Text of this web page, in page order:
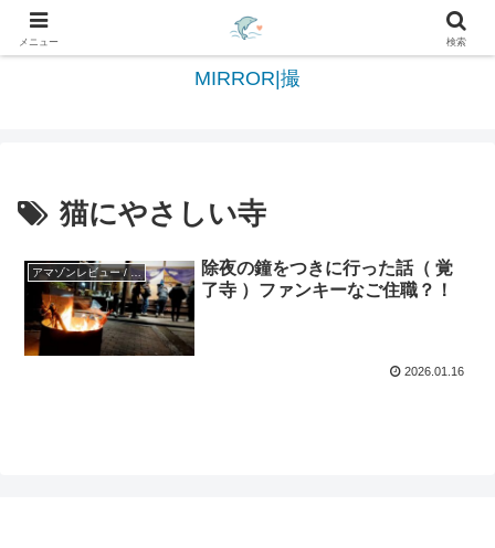
日々を綴る＆写真を切撮る世界へようこそ
MIRROR|撮
猫にやさしい寺
除夜の鐘をつきに行った話（ 覚
了寺 ）ファンキーなご住職？！
2026.01.16
メニュー 検索